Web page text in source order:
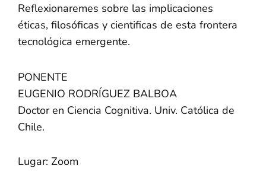
Reflexionaremes sobre las implicaciones
éticas, filosóficas y cientificas de esta frontera
tecnológica emergente.
PONENTE
EUGENIO RODRÍGUEZ BALBOA
Doctor en Ciencia Cognitiva. Univ. Católica de
Chile.
Lugar: Zoom